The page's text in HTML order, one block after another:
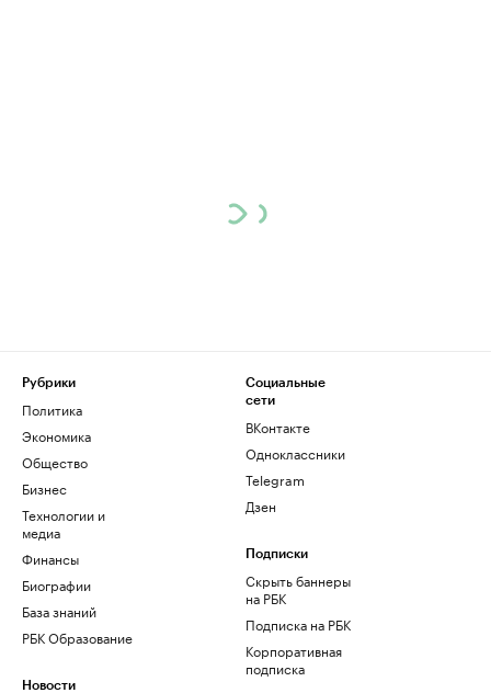
Рубрики
Политика
Экономика
Общество
Бизнес
Технологии и
медиа
Финансы
Биографии
База знаний
РБК Образование
Новости
Социальные
сети
ВКонтакте
Одноклассники
Telegram
Дзен
Подписки
Скрыть баннеры
на РБК
Подписка на РБК
Корпоративная
подписка